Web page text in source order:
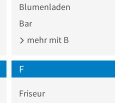
Blumenladen
Bar
mehr mit B
F
Friseur